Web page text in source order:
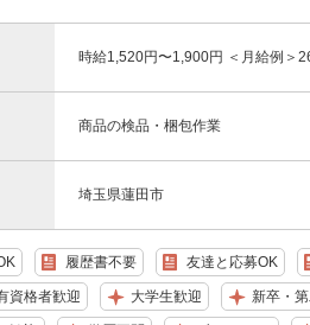
時給1,520円〜1,900円 ＜月給例＞
商品の検品・梱包作業
埼玉県蓮田市
履歴書不要 友達と応募OK
資格者歓迎 大学生歓迎 新卒・